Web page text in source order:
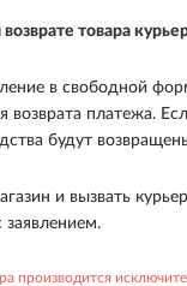
возврате товара
в свободной
возврата платежа.
будут
и вызвать
заявлением.
производится